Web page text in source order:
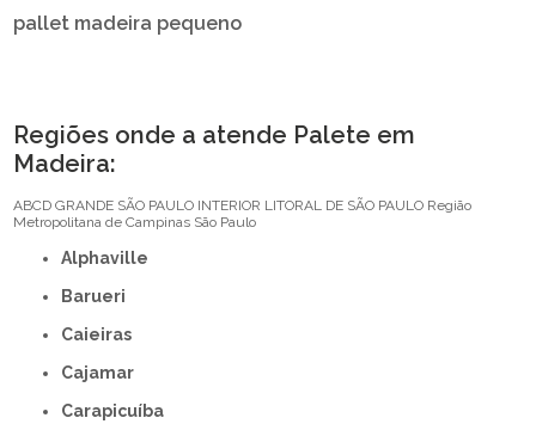
pallet madeira pequeno
Regiões onde a atende Palete em
Madeira:
ABCD GRANDE SÃO PAULO INTERIOR LITORAL DE SÃO PAULO Região
Metropolitana de Campinas São Paulo
Alphaville
Barueri
Caieiras
Cajamar
Carapicuíba